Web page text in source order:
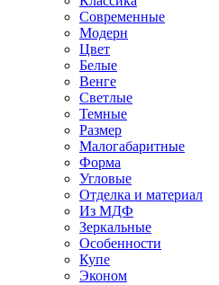
Современные
Модерн
Цвет
Белые
Венге
Светлые
Темные
Размер
Малогабаритные
Форма
Угловые
Отделка и материал
Из МДФ
Зеркальные
Особенности
Купе
Эконом